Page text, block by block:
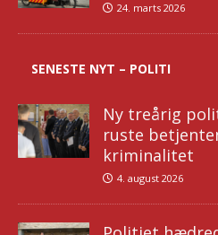
24. marts 2026
SENESTE NYT – POLITI
Ny treårig
ruste
kriminalitet
4. august 2026